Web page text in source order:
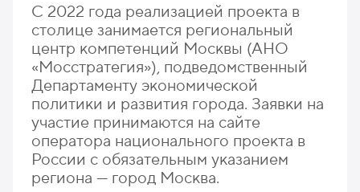
С 2022 года реализацией проекта в
столице занимается региональный
центр компетенций Москвы (АНО
«Мосстратегия»), подведомственный
Департаменту экономической
политики и развития города. Заявки на
участие принимаются на сайте
оператора национального проекта в
России с обязательным указанием
региона — город Москва.